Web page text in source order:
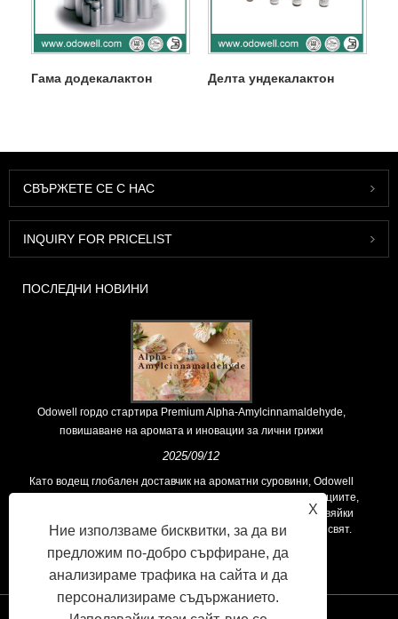
Гама додекалактон Делта ундекалактон
СВЪРЖЕТЕ СЕ С НАС
INQUIRY FOR PRICELIST
ПОСЛЕДНИ НОВИНИ
Odowell гордо стартира Premium Alpha-Amylcinnamaldehyde,
повишаване на аромата и иновации за лични грижи
2025/09/12
Като водещ глобален доставчик на ароматни суровини, Odowell
поддържа основна философия на „ориентирана към иновациите,
фокусирани върху качеството“, последователно предоставяйки
превъзходни решения за аромати на клиентите по целия свят.
X
Ние използваме бисквитки, за да ви
предложим по-добро сърфиране, да
анализираме трафика на сайта и да
персонализираме съдържанието.